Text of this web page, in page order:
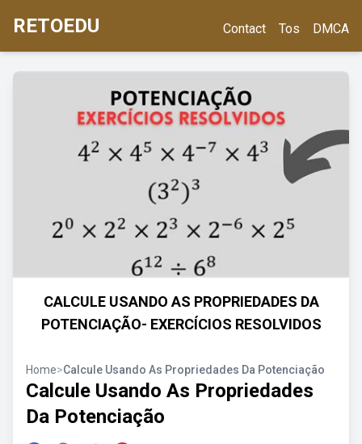
RETOEDU Contact Tos DMCA
CALCULE USANDO AS PROPRIEDADES DA
POTENCIAÇÃO- EXERCÍCIOS RESOLVIDOS
Home>Calcule Usando As Propriedades Da Potenciação
Calcule Usando As Propriedades
Da Potenciação